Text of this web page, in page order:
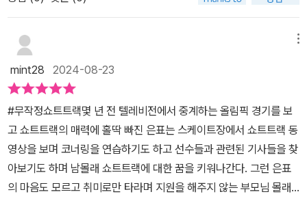
게 자신의 감정을 솔직하게 말하고 진실한 사과를 하지요.누구나 진
실한 사과를 하지 않아요. 어떤 이들은 거짓된 사과를 해요.또, 사과를
받았다고 응어리졌던 모든 감정들이 사라지는 것도 아니고요.솔직함
이 답이라는 것은 알겠는데 참 쉽지 않아요.무작정 무언가를 해보는
걸 어릴 때 했더라면... 아니 지금 시작하는 게 가장 빠르지요.최근에
달리기를 시작했어요.운동을 해야겠다는 생각은 몇 년을 이어오는데
행동으로 옮겨지지 않았어요.아니면 꼬옥 어딘가가 아파서 운동을 중
단해야 하더라고요.이번에는 운동 장비를 준비하거나 계획을 세우는
것 없이 그냥 뛰었어요.운동 계획을 세운다면서 검색하며 며칠을 보
내기도 하고,운동 장비를 준비한다며 또 며칠을 보내던 시간이었지만
가 된 것 같다고 했죠.그런데 정말로 어느 날 도현이 엄마가 은표 앞
에 나타나,도현이의 페이스메이커를 해준다면 대신, 은표에게혜택
을 주겠다며 아주 솔깃한 제안을 하지 뭐예요?고민 끝에 수락했지
만, 어쩐지 이용당하는 것 같아은표는 무척 속상했어요. 게다가 연습
경기에서조차 페이스메이커 역할을 하라는 코치님의 부탁을 듣곤반
대로 자신의 실력 그대로 열심히 뛰고 싶어졌답니다. ✔️이 중요한 순
간 은표는 어떤 결정을 내리게 될까요?✔️은표는 이대로 훈련 파트너
로 머물게 되는 걸까요? 아직 부족한 초보 선수지만 쇼트트랙의 매력
기회를 잡아 쇼트트랙부에 선발되면서 은표는 자신의 꿈을 향해 열심
히 노력하기 시작해요.하지만 은표가 꿈을 접게 만드는 사건들이 일
어나는데요.과연 은표는 쇼트트랙을 포기하게 될까요?은표가 새로운
친구들과 함께 훈련하면서 경쟁하는 과정은 정말 감동적인데요.은표
가 어떻게 특히 은표가 자신이 도현이라는 에이스 선수의 페이스메
이커 역할을 하고 있다는 사실을 알게 되었을 때의 충격과 갈등, 그리
고 그로 인해 겪는 어려움은 꿈을 추구하는 과정에서 마주할 수 있는
현실적인 문제들을 잘 보여줘요.은표가 겪는 시련과 좌절을 보면서,
우리 아이들에게도 꿈을 이루기 위해 필요한 인내와 끈기의 중요성을
깨닫게 해줘요.이 책을 읽으면서 우리 아이들도 은표처럼 자신의 꿈
mint28 2024-08-23
#무작정쇼트트랙몇 년 전 텔레비전에서 중계하는 올림픽 경기를 보
고 쇼트트랙의 매력에 홀딱 빠진 은표는 스케이트장에서 쇼트트랙 동
영상을 보며 코너링을 연습하기도 하고 선수들과 관련된 기사들을 찾
아보기도 하며 남몰래 쇼트트랙에 대한 꿈을 키워나간다. 그런 은표
의 마음도 모르고 취미로만 타라며 지원을 해주지 않는 부모님 몰래